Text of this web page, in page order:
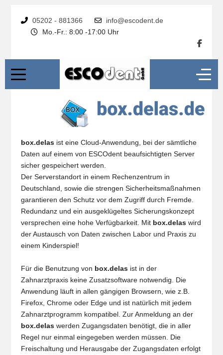
05202 - 881366
info@escodent.de
Mo.-Fr.: 8:00 -17:00 Uhr
box.delas ist eine Cloud-Anwendung, bei der sämtliche
Daten auf einem von ESCOdent beaufsichtigten Server
sicher gespeichert werden.
Der Serverstandort in einem Rechenzentrum in
Deutschland, sowie die strengen Sicherheitsmaßnahmen
garantieren den Schutz vor dem Zugriff durch Fremde.
Redundanz und ein ausgeklügeltes Sicherungskonzept
versprechen eine hohe Verfügbarkeit. Mit box.delas wird
der Austausch von Daten zwischen Labor und Praxis zu
einem Kinderspiel!
Für die Benutzung von box.delas ist in der
Zahnarztpraxis keine Zusatzsoftware notwendig. Die
Anwendung läuft in allen gängigen Browsern, wie z.B.
Firefox, Chrome oder Edge und ist natürlich mit jedem
Zahnarztprogramm kompatibel. Zur Anmeldung an der
box.delas werden Zugangsdaten benötigt, die in aller
Regel nur einmal eingegeben werden müssen. Die
Freischaltung und Herausgabe der Zugangsdaten erfolgt